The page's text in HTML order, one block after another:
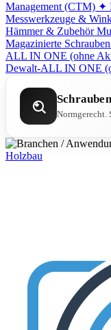
Management (CTM) ✦
Messwerkzeuge &
Hämmer & Zubehör
Magazinierte Schrauben
ALL IN ONE (ohne
Dewalt-ALL IN ONE
Normgerecht.
Holzbau